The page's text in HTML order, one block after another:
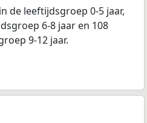
de leeftijdsgroep 0-5 jaar,
6-8 jaar en 108
9-12 jaar.